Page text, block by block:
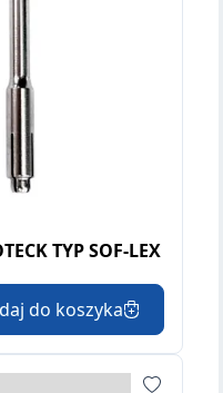
TYP SOF-LEX
do koszyka